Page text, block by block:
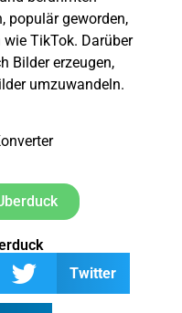
populär geworden,
TikTok. Darüber
Bilder erzeugen,
umzuwandeln.
Twitter